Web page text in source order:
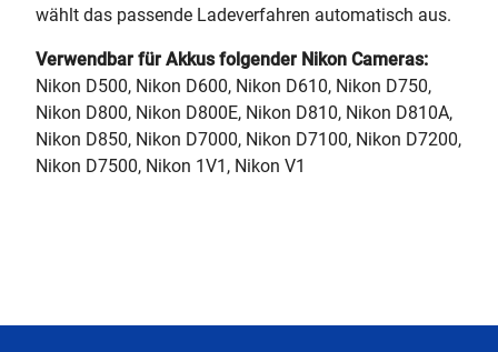
wählt das passende Ladeverfahren automatisch aus.
Verwendbar für Akkus folgender Nikon Cameras:
Nikon D500, Nikon D600, Nikon D610, Nikon D750,
Nikon D800, Nikon D800E, Nikon D810, Nikon D810A,
Nikon D850, Nikon D7000, Nikon D7100, Nikon D7200,
Nikon D7500, Nikon 1V1, Nikon V1